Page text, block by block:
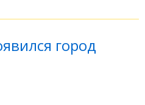
город